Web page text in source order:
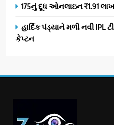
175નું દૂધ ઓનલાઇન ₹1.91
હાર્દિક પંડ્યાને મળી નવી
કેપ્ટન